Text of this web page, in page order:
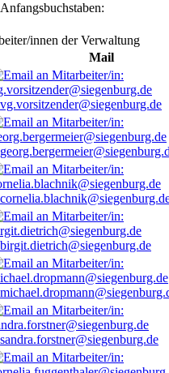
innen der Verwaltung
Mail
vg.vorsitzender@siegenburg.de
birgit.dietrich@siegenburg.de
sandra.forstner@siegenburg.de